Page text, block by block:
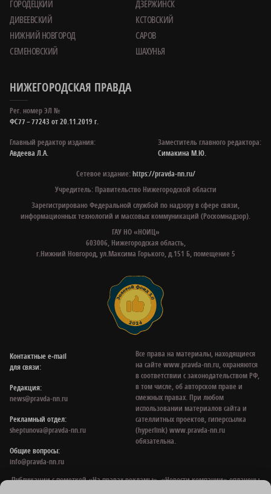
ГОРОДЕЦКИЙ
ДЗЕРЖИНСК
ДИВЕЕВСКИЙ
КСТОВСКИЙ
НИЖНИЙ НОВГОРОД
САРОВ
СЕМЕНОВСКИЙ
ШАХУНЬЯ
НИЖЕГОРОДСКАЯ ПРАВДА
Рег. номер ЭЛ №
ФС77 – 77243 от 20.11.2019 г.
Главный редактор издания:
Авдеева Л.А.
Заместитель главного редактора:
Симакина М.Ю.
Сетевое издание:https://pravda-nn.ru/
Учредитель: Правительство Нижегородской области
Зарегистрировано Федеральной службой по надзору в сфере связи,
информационных технологий и массовых коммуникаций (Роскомнадзор).
ГАУ НО «НОИЦ»
603006, Нижегородская область,
г.Нижний Новгород, ул.Максима Горького, д.151 Б, помещение 5
Контактные e‑mail
для связи:
Редакция:
news@pravda-nn.ru
Рекламный отдел:
sheptunova@pravda-nn.ru
Общие вопросы:
info@pravda-nn.ru
Все права на материалы, находящиеся
на сайте www.pravda-nn.ru, охраняются
в соответствии с законодательством РФ,
в том числе, об авторском праве и
смежных правах. При любом
использовании материалов сайта и
сателлитных проектов, гиперссылка
(hyperlink) www.pravda-nn.ru
обязательна.
Публикации с пометкой «На правах рекламы», «Новости компании» оплачены